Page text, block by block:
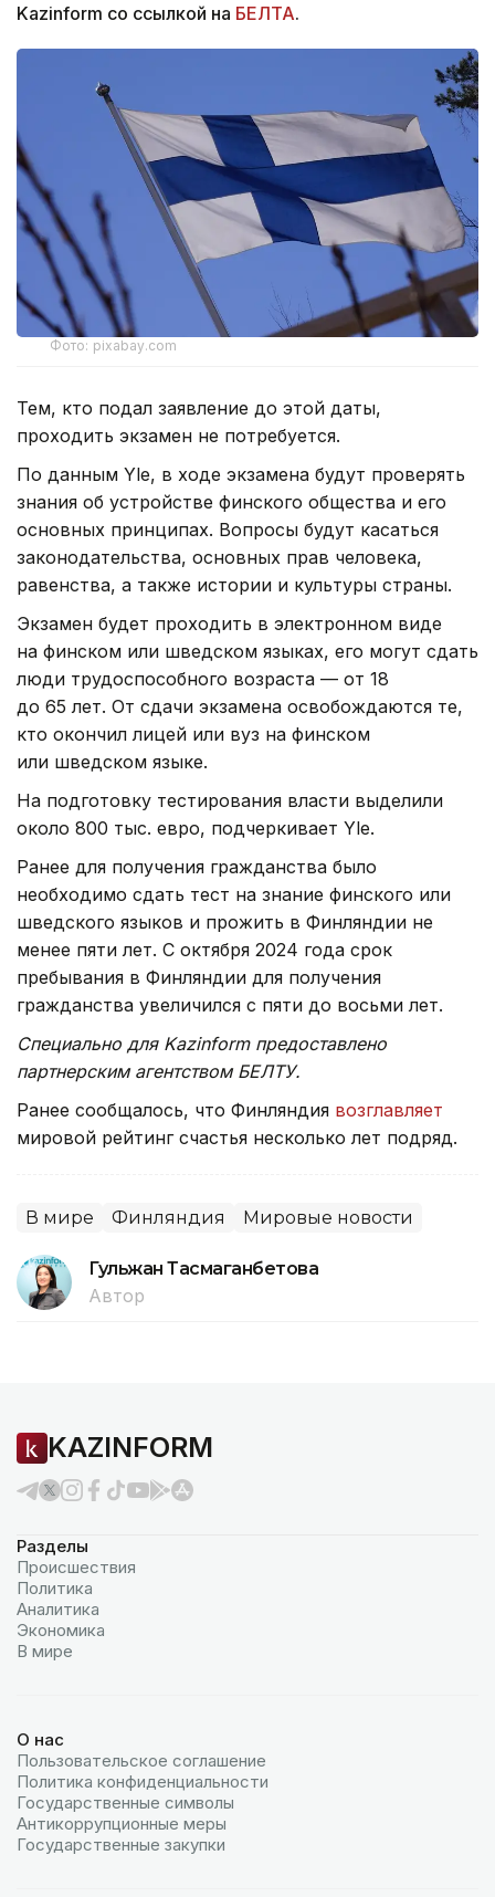
Kazinform со ссылкой на БЕЛТА.
Фото: pixabay.com
Тем, кто подал заявление до этой даты,
проходить экзамен не потребуется.
По данным Yle, в ходе экзамена будут проверять
знания об устройстве финского общества и его
основных принципах. Вопросы будут касаться
законодательства, основных прав человека,
равенства, а также истории и культуры страны.
Экзамен будет проходить в электронном виде
на финском или шведском языках, его могут сдать
люди трудоспособного возраста — от 18
до 65 лет. От сдачи экзамена освобождаются те,
кто окончил лицей или вуз на финском
или шведском языке.
На подготовку тестирования власти выделили
около 800 тыс. евро, подчеркивает Yle.
Ранее для получения гражданства было
необходимо сдать тест на знание финского или
шведского языков и прожить в Финляндии не
менее пяти лет. С октября 2024 года срок
пребывания в Финляндии для получения
гражданства увеличился с пяти до восьми лет.
Специально для Kazinform предоставлено
партнерским агентством БЕЛТУ.
Ранее сообщалось, что Финляндия возглавляет
мировой рейтинг счастья несколько лет подряд.
В мире Финляндия Мировые новости
Гульжан Тасмаганбетова
Автор
KAZINFORM
Разделы
Происшествия
Политика
Аналитика
Экономика
В мире
О нас
Пользовательское соглашение
Политика конфиденциальности
Государственные символы
Антикоррупционные меры
Государственные закупки